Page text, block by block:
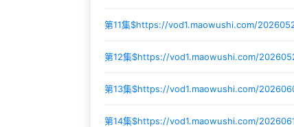
第11集$https://vod1.maowushi.com/
第12集$https://vod1.maowushi.com/
第13集$https://vod1.maowushi.com/
第14集$https://vod1.maowushi.com/